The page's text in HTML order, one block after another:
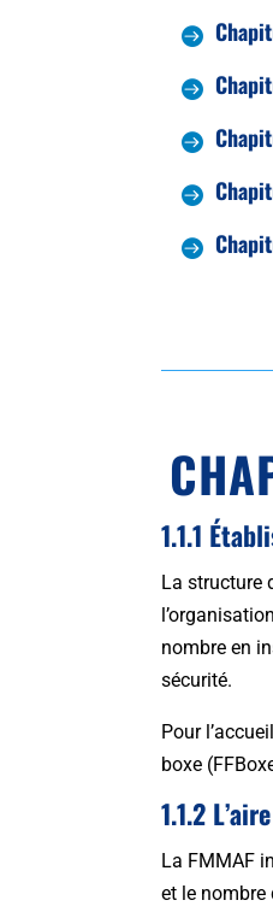
1.1.1
La structure
nombre en
sécurité.
Pour
boxe
1.1.2
La FMMAF
et le